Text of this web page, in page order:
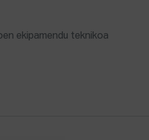
ekipamendu teknikoa